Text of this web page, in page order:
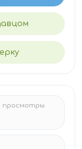
просмотры